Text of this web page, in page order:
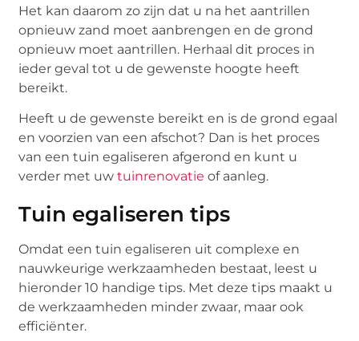
Het kan daarom zo zijn dat u na het aantrillen
opnieuw zand moet aanbrengen en de grond
opnieuw moet aantrillen. Herhaal dit proces in
ieder geval tot u de gewenste hoogte heeft
bereikt.
Heeft u de gewenste bereikt en is de grond egaal
en voorzien van een afschot? Dan is het proces
van een tuin egaliseren afgerond en kunt u
verder met uwtuinrenovatie of aanleg.
Tuin egaliseren tips
Omdat een tuin egaliseren uit complexe en
nauwkeurige werkzaamheden bestaat, leest u
hieronder 10 handige tips. Met deze tips maakt u
de werkzaamheden minder zwaar, maar ook
efficiënter.